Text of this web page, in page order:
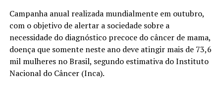
Campanha anual realizada mundialmente em outubro,
com o objetivo de alertar a sociedade sobre a
necessidade do diagnóstico precoce do câncer de mama,
doença que somente neste ano deve atingir mais de 73,6
mil mulheres no Brasil, segundo estimativa do Instituto
Nacional do Câncer (Inca).